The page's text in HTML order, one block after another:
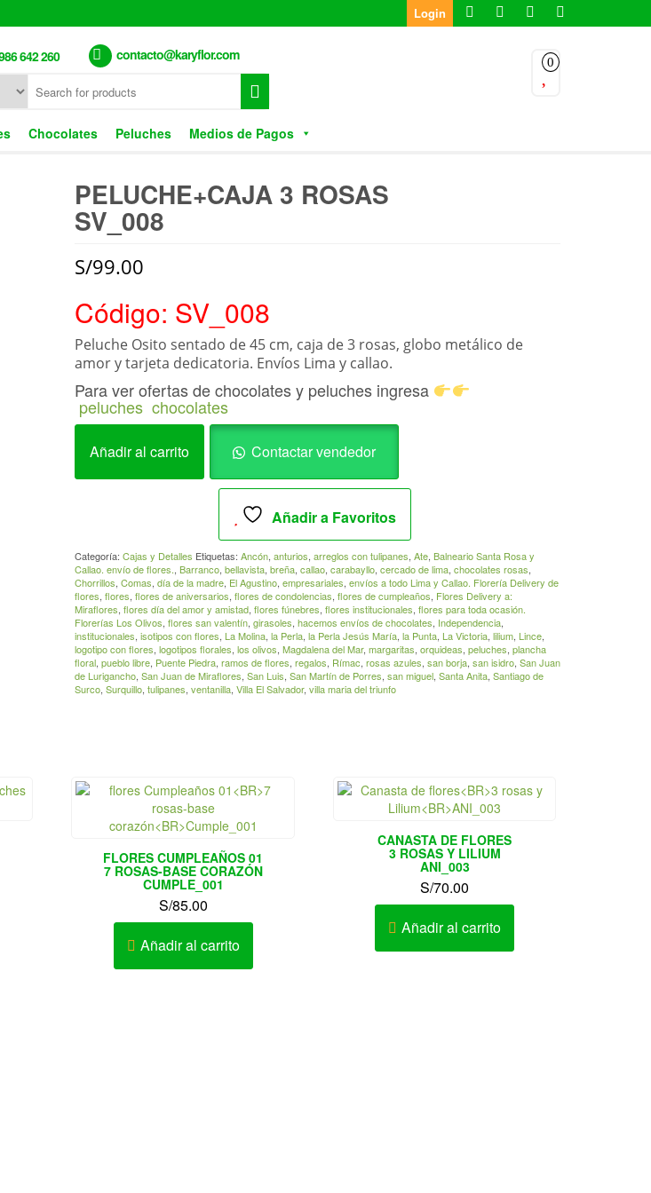
Login
642 260 contacto@karyflor.com 0
Chocolates Peluches Medios de Pagos
PELUCHE+CAJA 3 ROSAS
SV_008
S/99.00
Código: SV_008
Peluche Osito sentado de 45 cm, caja de 3 rosas, globo metálico de
amor y tarjeta dedicatoria. Envíos Lima y callao.
Para ver ofertas de chocolates y peluches ingresa
peluches chocolates
rosasSV_008
Añadir al carrito Contactar vendedor
Añadir a Favoritos
Categoría: Cajas y Detalles Etiquetas: Ancón, anturios, arreglos con tulipanes, Ate, Balneario Santa Rosa y
Callao. envío de flores., Barranco, bellavista, breña, callao, carabayllo, cercado de lima, chocolates rosas,
Chorrillos, Comas, día de la madre, El Agustino, empresariales, envíos a todo Lima y Callao. Florería Delivery de
flores, flores, flores de aniversarios, flores de condolencias, flores de cumpleaños, Flores Delivery a:
Miraflores, flores día del amor y amistad, flores fúnebres, flores institucionales, flores para toda ocasión.
Florerías Los Olivos, flores san valentín, girasoles, hacemos envíos de chocolates, Independencia,
institucionales, isotipos con flores, La Molina, la Perla, la Perla Jesús María, la Punta, La Victoria, lilium, Lince,
logotipo con flores, logotipos florales, los olivos, Magdalena del Mar, margaritas, orquideas, peluches, plancha
floral, pueblo libre, Puente Piedra, ramos de flores, regalos, Rímac, rosas azules, san borja, san isidro, San Juan
de Lurigancho, San Juan de Miraflores, San Luis, San Martín de Porres, san miguel, Santa Anita, Santiago de
Surco, Surquillo, tulipanes, ventanilla, Villa El Salvador, villa maria del triunfo
FLORES CUMPLEAÑOS 01
7 ROSAS-BASE CORAZÓN
CUMPLE_001
S/85.00
Añadir al carrito
CANASTA DE FLORES
3 ROSAS Y LILIUM
ANI_003
S/70.00
Añadir al carrito